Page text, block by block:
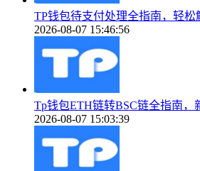
TP钱包待支付处理全指南，轻
2026-08-07 15:46:56
Tp钱包ETH链转BSC链全指南
2026-08-07 15:03:39